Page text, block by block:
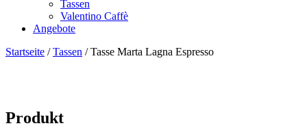
Tassen
Valentino Caffè
Angebote
Startseite /Tassen / Tasse Marta Lagna Espresso
Produkt